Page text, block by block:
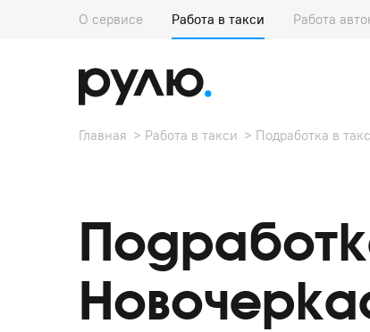
О сервисе Работа в такси Работа
Главная Работа в такси Подработка в